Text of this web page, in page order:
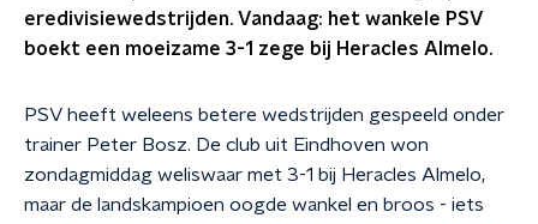
eredivisiewedstrijden. Vandaag: het wankele PSV
boekt een moeizame 3-1 zege bij Heracles Almelo.
PSV heeft weleens betere wedstrijden gespeeld onder
trainer Peter Bosz. De club uit Eindhoven won
zondagmiddag weliswaar met 3-1 bij Heracles Almelo,
maar de landskampioen oogde wankel en broos - iets